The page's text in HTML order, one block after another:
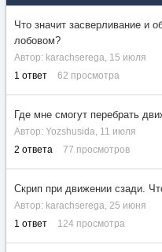
Что значит засверливание и
лобовом?
Автор: karachserega, 15 июля
1 ответ 62 просмотра
Где мне смогут перебрать
Автор: Yozshusida, 11 июля
2 ответа 77 просмотров
Скрип при движении сзади.
Автор: karachserega, 25 июня
1 ответ 124 просмотра